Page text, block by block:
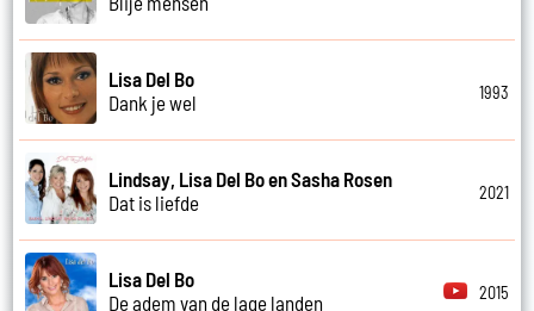
Lisa Del Bo
Dank je wel
1993
Lindsay, Lisa Del Bo en Sasha Rosen
Dat is liefde
2021
Lisa Del Bo
De adem van de lage landen
2015